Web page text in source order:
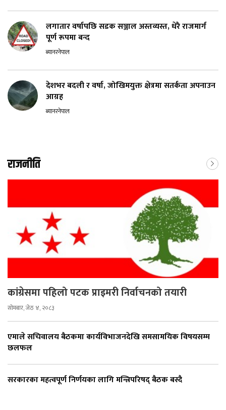
लगातार वर्षापछि सडक सञ्जाल अस्तव्यस्त, धेरै राजमार्ग
पूर्ण रूपमा बन्द
ब्यानरनेपाल
देशभर बदली र वर्षा, जोखिमयुक्त क्षेत्रमा सतर्कता अपनाउन
आग्रह
ब्यानरनेपाल
राजनीति
कांग्रेसमा पहिलो पटक प्राइमरी निर्वाचनको तयारी
सोमबार, जेठ ४, २०८३
एमाले सचिवालय बैठकमा कार्यविभाजनदेखि समसामयिक विषयसम्म
छलफल
सरकारका महत्वपूर्ण निर्णयका लागि मन्त्रिपरिषद् बैठक बस्दै